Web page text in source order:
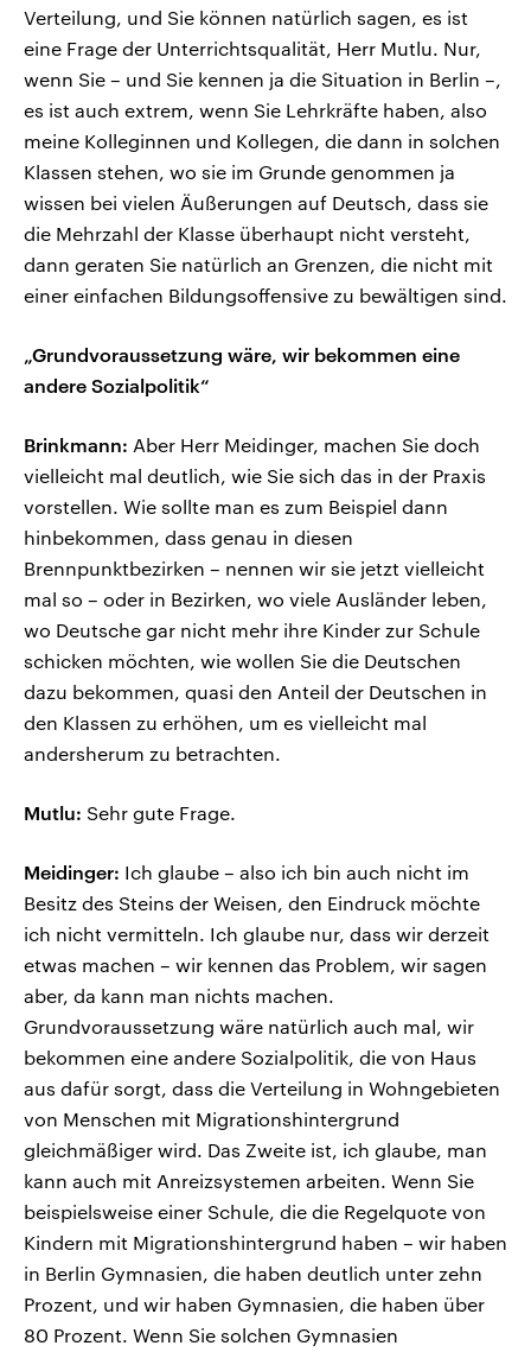
Verteilung, und Sie können natürlich sagen, es ist
eine Frage der Unterrichtsqualität, Herr Mutlu. Nur,
wenn Sie – und Sie kennen ja die Situation in Berlin –,
es ist auch extrem, wenn Sie Lehrkräfte haben, also
meine Kolleginnen und Kollegen, die dann in solchen
Klassen stehen, wo sie im Grunde genommen ja
wissen bei vielen Äußerungen auf Deutsch, dass sie
die Mehrzahl der Klasse überhaupt nicht versteht,
dann geraten Sie natürlich an Grenzen, die nicht mit
einer einfachen Bildungsoffensive zu bewältigen sind.
„Grundvoraussetzung wäre, wir bekommen eine
andere Sozialpolitik“
Brinkmann: Aber Herr Meidinger, machen Sie doch
vielleicht mal deutlich, wie Sie sich das in der Praxis
vorstellen. Wie sollte man es zum Beispiel dann
hinbekommen, dass genau in diesen
Brennpunktbezirken – nennen wir sie jetzt vielleicht
mal so – oder in Bezirken, wo viele Ausländer leben,
wo Deutsche gar nicht mehr ihre Kinder zur Schule
schicken möchten, wie wollen Sie die Deutschen
dazu bekommen, quasi den Anteil der Deutschen in
den Klassen zu erhöhen, um es vielleicht mal
andersherum zu betrachten.
Mutlu: Sehr gute Frage.
Meidinger: Ich glaube – also ich bin auch nicht im
Besitz des Steins der Weisen, den Eindruck möchte
ich nicht vermitteln. Ich glaube nur, dass wir derzeit
etwas machen – wir kennen das Problem, wir sagen
aber, da kann man nichts machen.
Grundvoraussetzung wäre natürlich auch mal, wir
bekommen eine andere Sozialpolitik, die von Haus
aus dafür sorgt, dass die Verteilung in Wohngebieten
von Menschen mit Migrationshintergrund
gleichmäßiger wird. Das Zweite ist, ich glaube, man
kann auch mit Anreizsystemen arbeiten. Wenn Sie
beispielsweise einer Schule, die die Regelquote von
Kindern mit Migrationshintergrund haben – wir haben
in Berlin Gymnasien, die haben deutlich unter zehn
Prozent, und wir haben Gymnasien, die haben über
80 Prozent. Wenn Sie solchen Gymnasien